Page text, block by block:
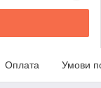
Оплата Умови